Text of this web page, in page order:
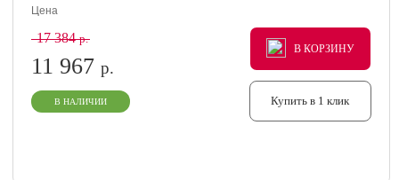
Цена
17 384р.
11 967р.
В НАЛИЧИИ
В КОРЗИНУ
В КОРЗИНУ
В КОРЗИНУ
Купить в 1 клик